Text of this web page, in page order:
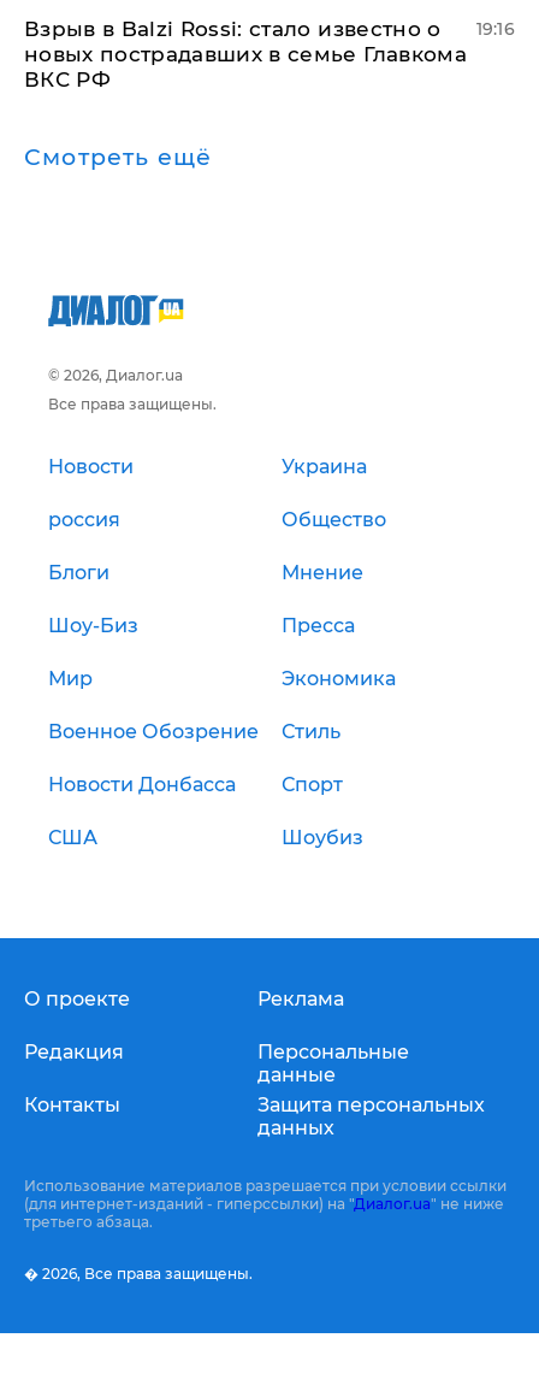
Взрыв в Balzi Rossi: стало известно о
новых пострадавших в семье Главкома
ВКС РФ
19:16
Смотреть ещё
© 2026, Диалог.ua
Все права защищены.
Новости Украина
россия Общество
Блоги Мнение
Шоу-Биз Пресса
Мир Экономика
Военное Обозрение Стиль
Новости Донбасса Спорт
США Шоубиз
О проекте
Редакция
Контакты
Реклама
Персональные
данные
Защита персональных
данных
Использование материалов разрешается при условии ссылки
(для интернет-изданий - гиперссылки) на "Диалог.ua" не ниже
третьего абзаца.
� 2026, Все права защищены.